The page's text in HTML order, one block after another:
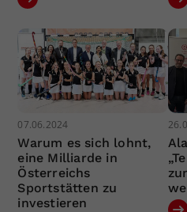
07.06.2024
Warum es sich lohnt,
eine Milliarde in
Österreichs
Sportstätten zu
investieren